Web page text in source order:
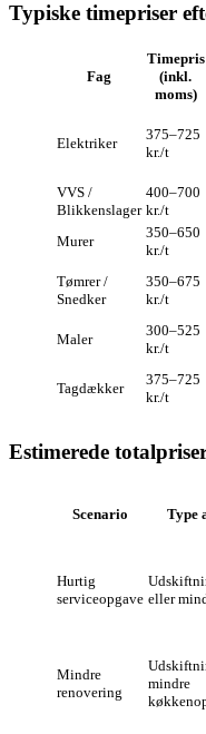
Typiske timepriser
Fag
Timepris
(inkl.
moms)
Elektriker
375–725
kr./t
VVS /
Blikkenslager
400–700
kr./t
Murer
350–650
kr./t
Tømrer /
Snedker
350–675
kr./t
Maler
300–525
kr./t
Tagdækker
375–725
kr./t
Estimerede
Scenario Type
Hurtig
serviceopgave eller
Mind­re
renovering
mindre